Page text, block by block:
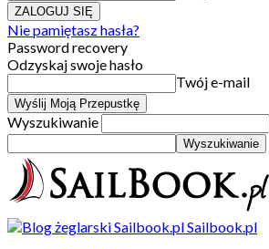
Nie pamiętasz hasła?
Password recovery
Odzyskaj swoje hasło
Twój e-mail
Wyszukiwanie
Sailbook.pl